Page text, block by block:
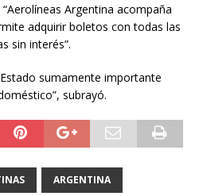
Argentina acompaña
adquirir boletos con todas las
sin interés”.
sumamente importante
subrayó.
ARGENTINA